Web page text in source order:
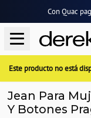
Con Quac
Este producto no está
Jean Para
Y Botones